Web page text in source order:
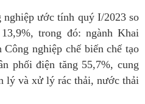
nghiệp ước tính quý I/2023 so
trong đó: ngành Khai
nghiệp chế biến chế tạo
phối điện tăng 55,7%, cung
lý và xử lý rác thải, nước thải